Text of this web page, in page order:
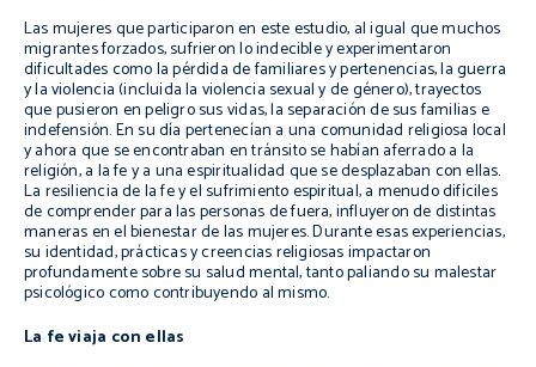
Las mujeres que participaron en este estudio, al igual que muchos
migrantes forzados, sufrieron lo indecible y experimentaron
dificultades como la pérdida de familiares y pertenencias, la guerra
y la violencia (incluida la violencia sexual y de género), trayectos
que pusieron en peligro sus vidas, la separación de sus familias e
indefensión. En su día pertenecían a una comunidad religiosa local
y ahora que se encontraban en tránsito se habían aferrado a la
religión, a la fe y a una espiritualidad que se desplazaban con ellas.
La resiliencia de la fe y el sufrimiento espiritual, a menudo difíciles
de comprender para las personas de fuera, influyeron de distintas
maneras en el bienestar de las mujeres. Durante esas experiencias,
su identidad, prácticas y creencias religiosas impactaron
profundamente sobre su salud mental, tanto paliando su malestar
psicológico como contribuyendo al mismo.
La fe viaja con ellas